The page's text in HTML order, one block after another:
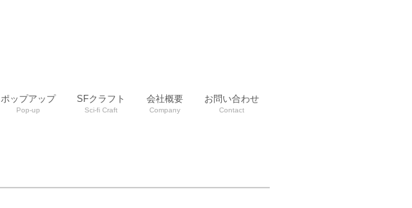
ポップアップ
Pop-up
SFクラフト
Sci-fi Craft
会社概要
Company
お問い合わせ
Contact